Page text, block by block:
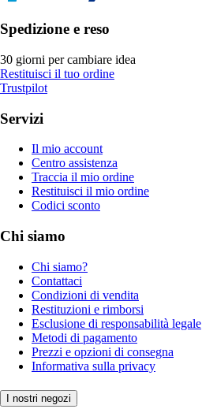
Spedizione e reso
30 giorni per cambiare idea
Restituisci il tuo ordine
Trustpilot
Servizi
Il mio account
Centro assistenza
Traccia il mio ordine
Restituisci il mio ordine
Codici sconto
Chi siamo
Chi siamo?
Contattaci
Condizioni di vendita
Restituzioni e rimborsi
Esclusione di responsabilità legale
Metodi di pagamento
Prezzi e opzioni di consegna
Informativa sulla privacy
I nostri negozi